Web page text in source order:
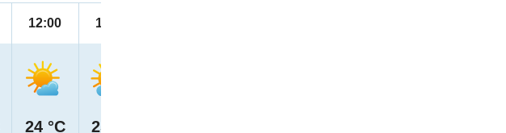
12:00
24 °C
13:00
25 °C